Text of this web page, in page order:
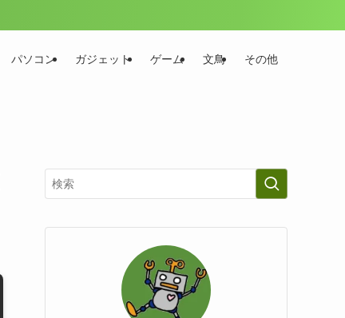
パソコン ガジェット ゲーム 文鳥 その他